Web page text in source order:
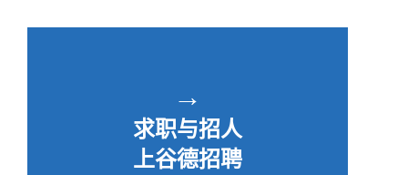
→
求职与招人
上谷德招聘